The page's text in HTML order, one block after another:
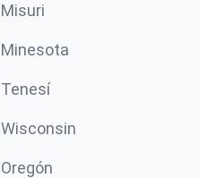
Misuri
Minesota
Tenesí
Wisconsin
Oregón